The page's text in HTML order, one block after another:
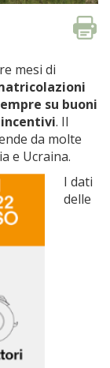
mesi di
su buoni
. Il
da molte
e Ucraina.
I dati
delle